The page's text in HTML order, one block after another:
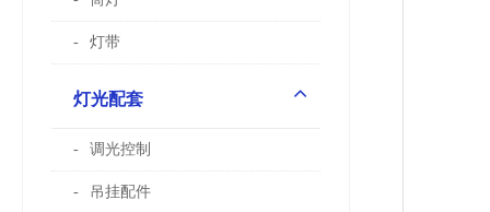
灯带
灯光配套
调光控制
吊挂配件